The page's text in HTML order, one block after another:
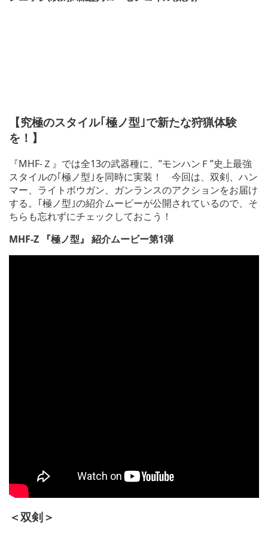
【究極のスタイル｢極ノ型｣で新たな狩猟体験
を！】
『MHF-Ｚ』では全13の武器種に、”モンハンＦ”史上最強
スタイルの｢極ノ型｣を同時に実装！ 今回は、双剣、ハン
マー、ライトボウガン、ガンランスのアクションをお届け
する。｢極ノ型｣の紹介ムービーが公開されているので、そ
ちらも忘れずにチェックしておこう！
MHF-Z 『極ノ型』 紹介ムービー第1弾
＜双剣＞